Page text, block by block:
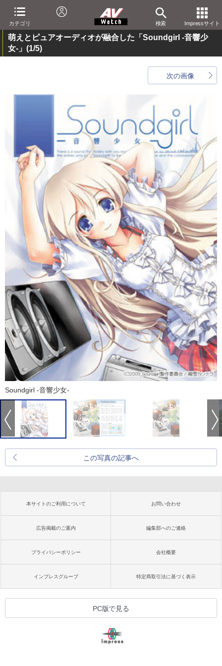
カテゴリ 検索 Impressサイト
萌えとピュアオーディオが融合した「Soundgirl -音響少
女-」 (1/5)
次の画像
Soundgirl -音響少女-
この写真の記事へ
本サイトのご利用について お問い合わせ
広告掲載のご案内 編集部へのご連絡
プライバシーポリシー 会社概要
インプレスグループ 特定商取引法に基づく表示
PC版で見る